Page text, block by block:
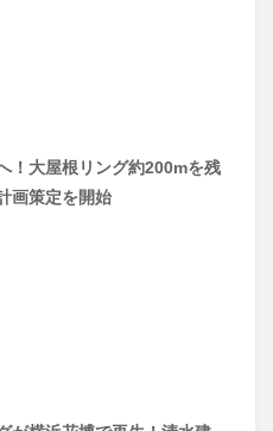
！大屋根リング約200mを残
画策定を開始